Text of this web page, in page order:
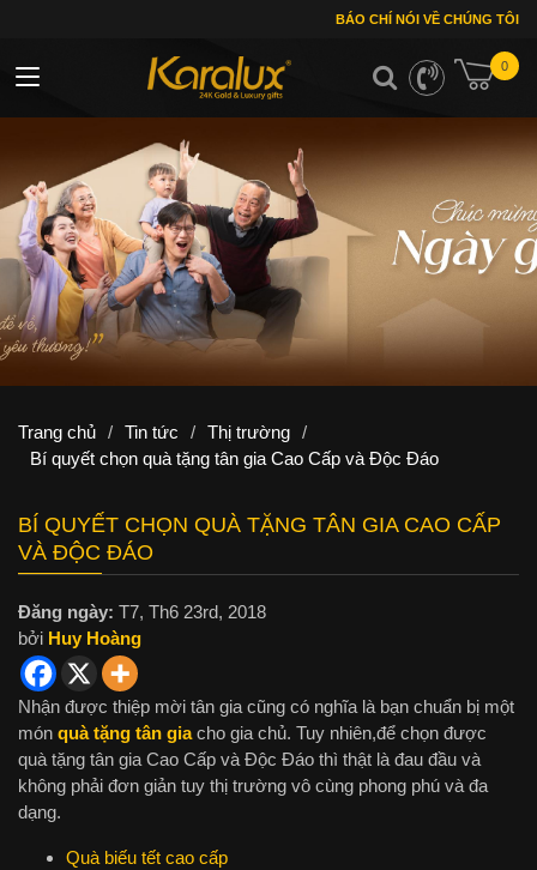
BÁO CHÍ NÓI VỀ CHÚNG TÔI
0
Toggle navigation
Trang chủ / Tin tức / Thị trường /
Bí quyết chọn quà tặng tân gia Cao Cấp và Độc Đáo
BÍ QUYẾT CHỌN QUÀ TẶNG TÂN GIA CAO CẤP
VÀ ĐỘC ĐÁO
Đăng ngày: T7, Th6 23rd, 2018
bởi Huy Hoàng
Nhận được thiệp mời tân gia cũng có nghĩa là bạn chuẩn bị một
món quà tặng tân giacho gia chủ. Tuy nhiên,để chọn được
quà tặng tân gia Cao Cấp và Độc Đáo thì thật là đau đầu và
không phải đơn giản tuy thị trường vô cùng phong phú và đa
dạng.
Quà biếu tết cao cấp